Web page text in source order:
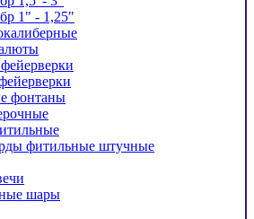
1" - 1,25"
фонтаны
фитильные штучные
шары